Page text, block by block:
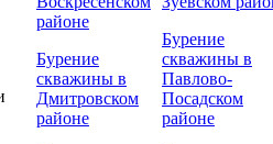
районе
Бурение
скважины в
Дмитровском
районе
Бурение
скважины в
Павлово-
Посадском
районе